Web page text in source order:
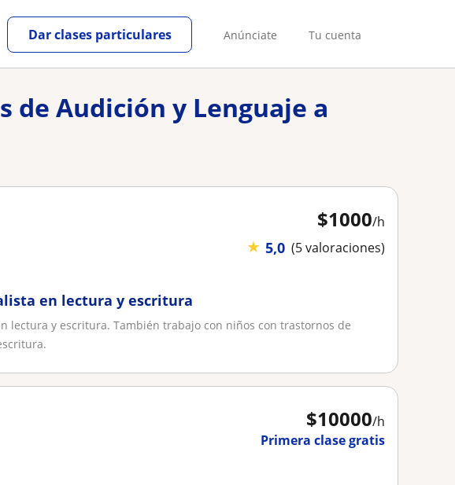
Anúnciate Tu cuenta
Dar clases particulares
Audición y Lenguaje a
$1000/h
★ 5,0 (5 valoraciones)
en lectura y escritura
lectura y escritura. También trabajo con niños con trastornos de
$10000/h
Primera clase gratis